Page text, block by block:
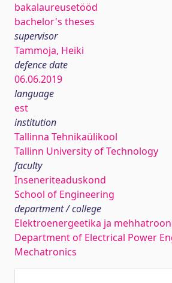
bakalaureusetööd
bachelor's theses
supervisor
Tammoja, Heiki
defence date
06.06.2019
language
est
institution
Tallinna Tehnikaülikool
Tallinn University of Technology
faculty
Inseneriteaduskond
School of Engineering
department / college
Elektroenergeetika ja
Department of Electrical Power
Mechatronics